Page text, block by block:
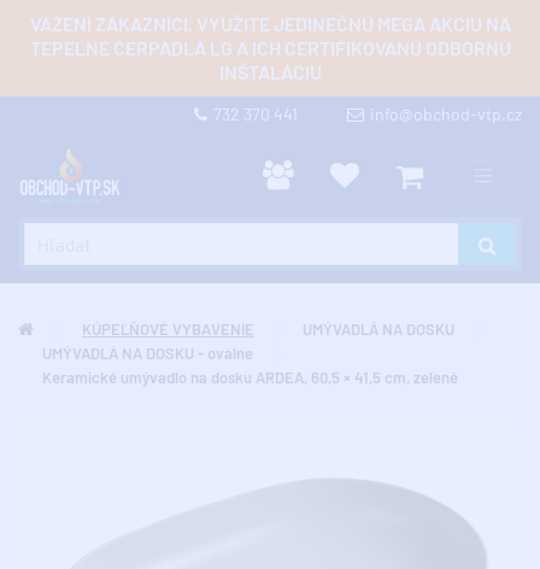
VÁŽENÍ ZÁKAZNÍCI, VYUŽITE JEDINEČNÚ MEGA AKCIU NA
TEPELNÉ ČERPADLÁ LG A ICH CERTIFIKOVANÚ ODBORNÚ
INŠTALÁCIU
732 370 441 info@obchod-vtp.cz
KÚPEĽŇOVÉ VYBAVENIE
UMÝVADLÁ NA DOSKU
UMÝVADLÁ NA DOSKU - oválne
Keramické umývadlo na dosku ARDEA, 60,5 × 41,5 cm, zelené